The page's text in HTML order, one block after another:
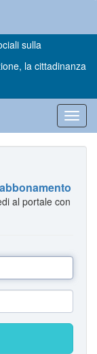
sulla
la cittadinanza
abbonamento
al portale con